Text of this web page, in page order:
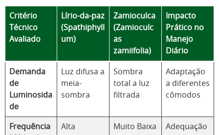
Critério
Técnico
Avaliado
Lírio-da-paz
(Spathiphyll
um)
Zamioculca
(Zamioculc
as
zamiifolia)
Impacto
Prático no
Manejo
Diário
Demanda
de
Luminosida
de
Luz difusa a
meia-
sombra
Sombra
total a luz
filtrada
Adaptação
a diferentes
cômodos
Frequência
Alta
Muito Baixa
Adequação